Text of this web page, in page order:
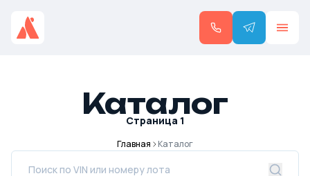
Каталог
Страница 1
Главная Каталог